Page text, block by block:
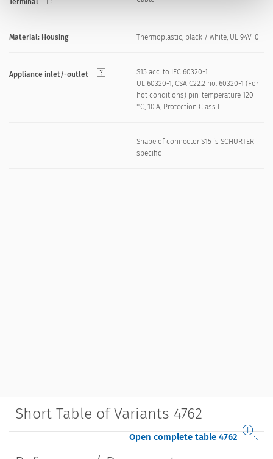
Terminal
Material: Housing Thermoplastic, black / white, UL 94V-0
Appliance inlet/-outlet
S15 acc. to IEC 60320-1
UL 60320-1, CSA C22.2 no. 60320-1 (For
hot conditions) pin-temperature 120
°C, 10 A, Protection Class I
Shape of connector S15 is SCHURTER
specific
Short Table of Variants 4762
Open complete table 4762